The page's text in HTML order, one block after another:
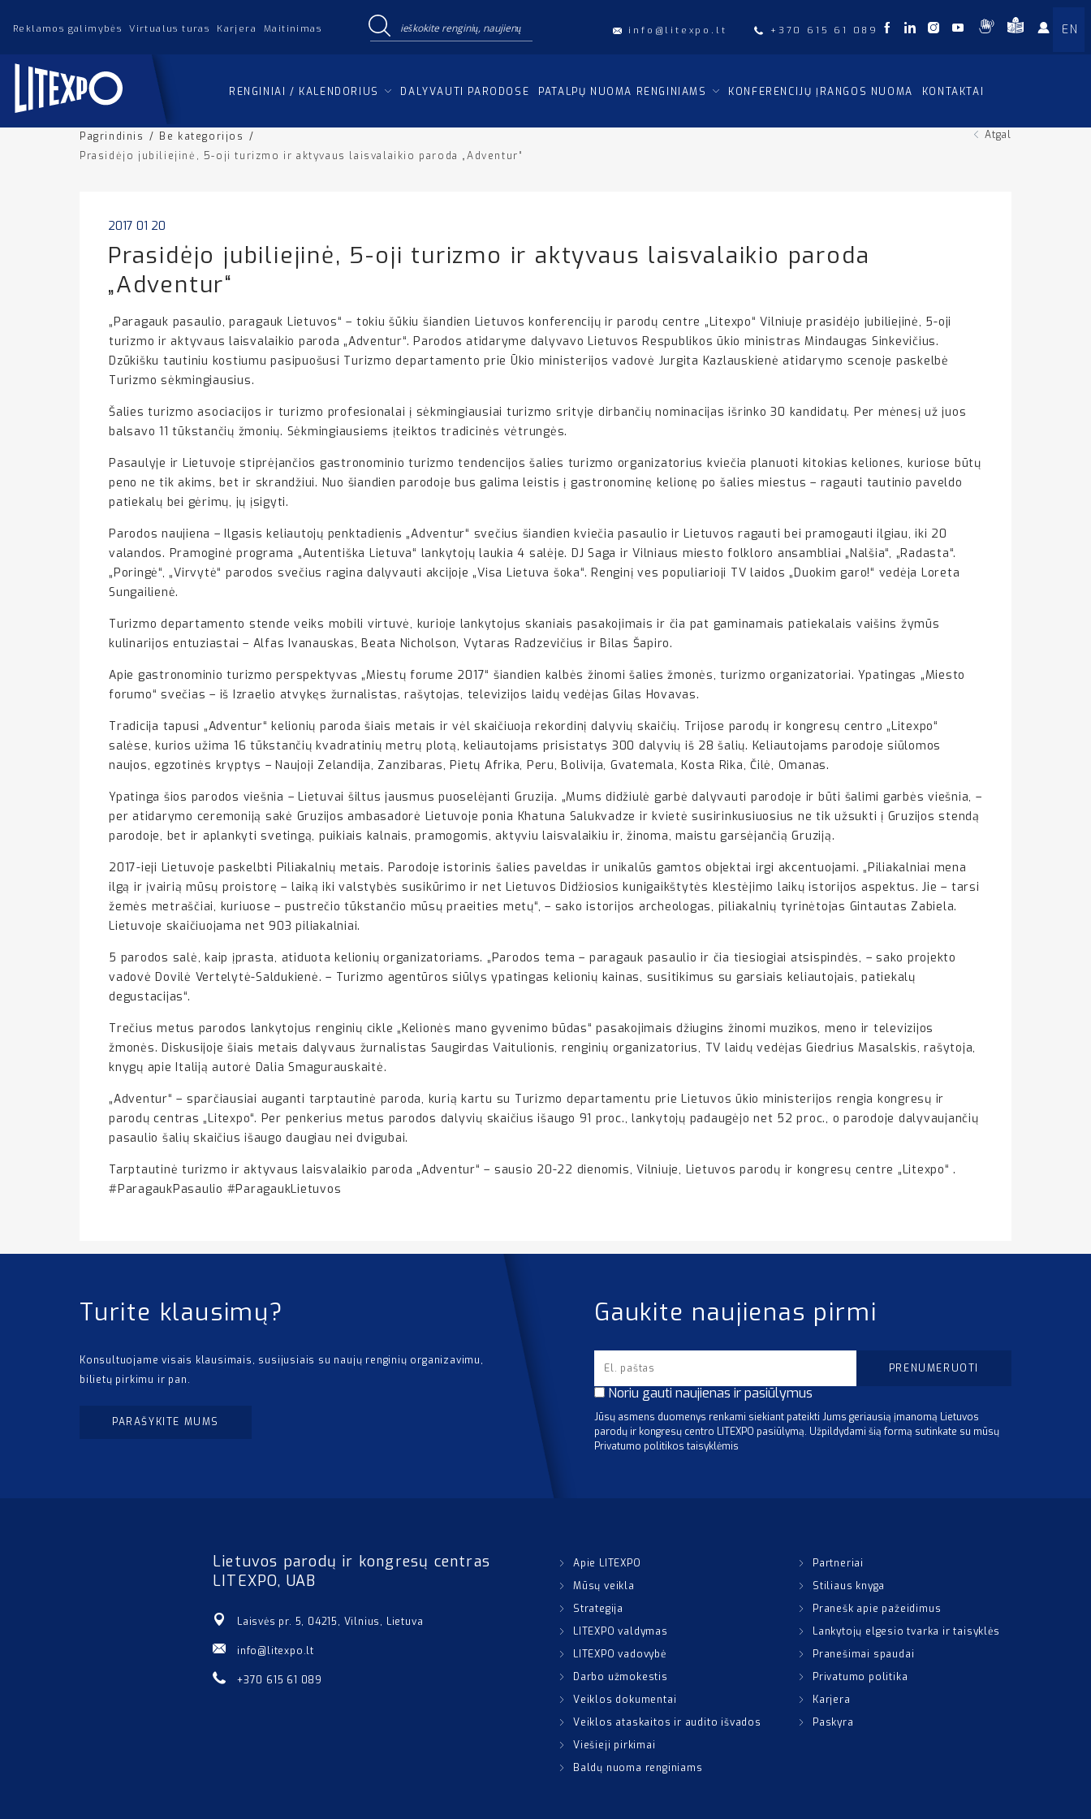
Reklamos galimybės Virtualus turas Karjera Maitinimas info@litexpo.lt +370 615 61 089 EN
RENGINIAI / KALENDORIUS DALYVAUTI PARODOSE PATALPŲ NUOMA RENGINIAMS KONFERENCIJŲ ĮRANGOS NUOMA KONTAKTAI
Pagrindinis / Be kategorijos /
Prasidėjo jubiliejinė, 5-oji turizmo ir aktyvaus laisvalaikio paroda „Adventur“
Atgal
2017 01 20
Prasidėjo jubiliejinė, 5-oji turizmo ir aktyvaus laisvalaikio paroda
„Adventur“
„Paragauk pasaulio, paragauk Lietuvos“ – tokiu šūkiu šiandien Lietuvos konferencijų ir parodų centre „Litexpo“ Vilniuje prasidėjo jubiliejinė, 5-oji
turizmo ir aktyvaus laisvalaikio paroda „Adventur“. Parodos atidaryme dalyvavo Lietuvos Respublikos ūkio ministras Mindaugas Sinkevičius.
Dzūkišku tautiniu kostiumu pasipuošusi Turizmo departamento prie Ūkio ministerijos vadovė Jurgita Kazlauskienė atidarymo scenoje paskelbė
Turizmo sėkmingiausius.
Šalies turizmo asociacijos ir turizmo profesionalai į sėkmingiausiai turizmo srityje dirbančių nominacijas išrinko 30 kandidatų. Per mėnesį už juos
balsavo 11 tūkstančių žmonių. Sėkmingiausiems įteiktos tradicinės vėtrungės.
Pasaulyje ir Lietuvoje stiprėjančios gastronominio turizmo tendencijos šalies turizmo organizatorius kviečia planuoti kitokias keliones, kuriose būtų
peno ne tik akims, bet ir skrandžiui. Nuo šiandien parodoje bus galima leistis į gastronominę kelionę po šalies miestus – ragauti tautinio paveldo
patiekalų bei gėrimų, jų įsigyti.
Parodos naujiena – Ilgasis keliautojų penktadienis „Adventur“ svečius šiandien kviečia pasaulio ir Lietuvos ragauti bei pramogauti ilgiau, iki 20
valandos. Pramoginė programa „Autentiška Lietuva“ lankytojų laukia 4 salėje. DJ Saga ir Vilniaus miesto folkloro ansambliai „Nalšia“, „Radasta“.
„Poringė“, „Virvytė“ parodos svečius ragina dalyvauti akcijoje „Visa Lietuva šoka“. Renginį ves populiarioji TV laidos „Duokim garo!“ vedėja Loreta
Sungailienė.
Turizmo departamento stende veiks mobili virtuvė, kurioje lankytojus skaniais pasakojimais ir čia pat gaminamais patiekalais vaišins žymūs
kulinarijos entuziastai – Alfas Ivanauskas, Beata Nicholson, Vytaras Radzevičius ir Bilas Šapiro.
Apie gastronominio turizmo perspektyvas „Miestų forume 2017“ šiandien kalbės žinomi šalies žmonės, turizmo organizatoriai. Ypatingas „Miesto
forumo“ svečias – iš Izraelio atvykęs žurnalistas, rašytojas, televizijos laidų vedėjas Gilas Hovavas.
Tradicija tapusi „Adventur“ kelionių paroda šiais metais ir vėl skaičiuoja rekordinį dalyvių skaičių. Trijose parodų ir kongresų centro „Litexpo“
salėse, kurios užima 16 tūkstančių kvadratinių metrų plotą, keliautojams prisistatys 300 dalyvių iš 28 šalių. Keliautojams parodoje siūlomos
naujos, egzotinės kryptys – Naujoji Zelandija, Zanzibaras, Pietų Afrika, Peru, Bolivija, Gvatemala, Kosta Rika, Čilė, Omanas.
Ypatinga šios parodos viešnia – Lietuvai šiltus jausmus puoselėjanti Gruzija. „Mums didžiulė garbė dalyvauti parodoje ir būti šalimi garbės viešnia, –
per atidarymo ceremoniją sakė Gruzijos ambasadorė Lietuvoje ponia Khatuna Salukvadze ir kvietė susirinkusiuosius ne tik užsukti į Gruzijos stendą
parodoje, bet ir aplankyti svetingą, puikiais kalnais, pramogomis, aktyviu laisvalaikiu ir, žinoma, maistu garsėjančią Gruziją.
2017-ieji Lietuvoje paskelbti Piliakalnių metais. Parodoje istorinis šalies paveldas ir unikalūs gamtos objektai irgi akcentuojami. „Piliakalniai mena
ilgą ir įvairią mūsų proistorę – laiką iki valstybės susikūrimo ir net Lietuvos Didžiosios kunigaikštytės klestėjimo laikų istorijos aspektus. Jie – tarsi
žemės metraščiai, kuriuose – pustrečio tūkstančio mūsų praeities metų“, – sako istorijos archeologas, piliakalnių tyrinėtojas Gintautas Zabiela.
Lietuvoje skaičiuojama net 903 piliakalniai.
5 parodos salė, kaip įprasta, atiduota kelionių organizatoriams. „Parodos tema – paragauk pasaulio ir čia tiesiogiai atsispindės, – sako projekto
vadovė Dovilė Vertelytė-Saldukienė. – Turizmo agentūros siūlys ypatingas kelionių kainas, susitikimus su garsiais keliautojais, patiekalų
degustacijas“.
Trečius metus parodos lankytojus renginių cikle „Kelionės mano gyvenimo būdas“ pasakojimais džiugins žinomi muzikos, meno ir televizijos
žmonės. Diskusijoje šiais metais dalyvaus žurnalistas Saugirdas Vaitulionis, renginių organizatorius, TV laidų vedėjas Giedrius Masalskis, rašytoja,
knygų apie Italiją autorė Dalia Smagurauskaitė.
„Adventur“ – sparčiausiai auganti tarptautinė paroda, kurią kartu su Turizmo departamentu prie Lietuvos ūkio ministerijos rengia kongresų ir
parodų centras „Litexpo“. Per penkerius metus parodos dalyvių skaičius išaugo 91 proc., lankytojų padaugėjo net 52 proc., o parodoje dalyvaujančių
pasaulio šalių skaičius išaugo daugiau nei dvigubai.
Tarptautinė turizmo ir aktyvaus laisvalaikio paroda „Adventur“ – sausio 20-22 dienomis, Vilniuje, Lietuvos parodų ir kongresų centre „Litexpo“ .
#ParagaukPasaulio #ParagaukLietuvos
Turite klausimų?
Konsultuojame visais klausimais, susijusiais su naujų renginių organizavimu,
bilietų pirkimu ir pan.
PARAŠYKITE MUMS
Gaukite naujienas pirmi
Noriu gauti naujienas ir pasiūlymus
Jūsų asmens duomenys renkami siekiant pateikti Jums geriausią įmanomą Lietuvos
parodų ir kongresų centro LITEXPO pasiūlymą. Užpildydami šią formą sutinkate su mūsų
Privatumo politikos taisyklėmis
Lietuvos parodų ir kongresų centras
LITEXPO, UAB
Laisvės pr. 5, 04215, Vilnius, Lietuva
info@litexpo.lt
+370 615 61 089
Apie LITEXPO
Mūsų veikla
Strategija
LITEXPO valdymas
LITEXPO vadovybė
Darbo užmokestis
Veiklos dokumentai
Veiklos ataskaitos ir audito išvados
Viešieji pirkimai
Baldų nuoma renginiams
Partneriai
Stiliaus knyga
Pranešk apie pažeidimus
Lankytojų elgesio tvarka ir taisyklės
Pranešimai spaudai
Privatumo politika
Karjera
Paskyra